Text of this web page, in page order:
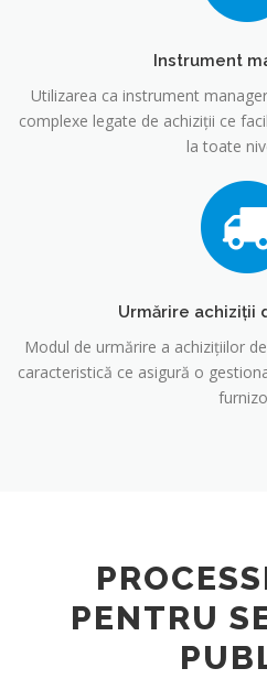
Instrument
Utilizarea ca instrument
complexe legate de achiziții ce
la toate
Urmărire achiziții
Modul de urmărire a achizițiilor
caracteristică ce asigură o
PENTRU